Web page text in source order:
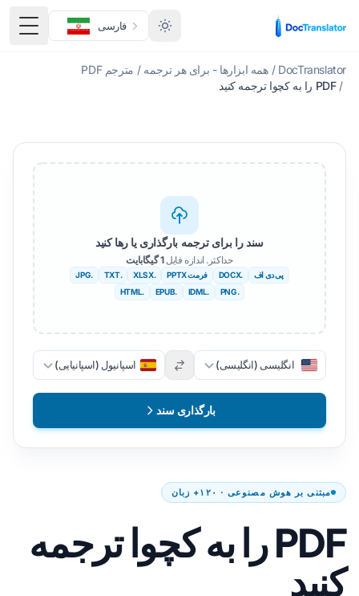
فارسی
منوی
DocTranslator
/ همه ابزارها - برای هر ترجمه / مترجم PDF
/ PDF را به کچوا ترجمه کنید
مبتنی بر هوش مصنوعی · ۱۲۰+ زبان
PDF را به کچوا ترجمه
کنید
سند را برای ترجمه بارگذاری یا رها کنید
حداکثر. اندازه فایل1 گیگابایت
پی دی اف .DOCX فرمت PPTX .XLSX
.TXT
.JPG
.PNG
.IDML
.EPUB
.HTML
انگلیسی (انگلیسی) اسپانیول (اسپانیایی)
بارگذاری سند